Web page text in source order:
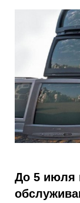
До 5 июля